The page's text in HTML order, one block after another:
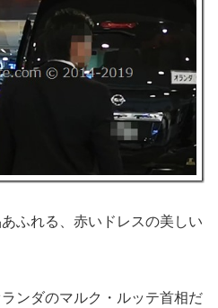
ふれる、赤いドレスの美しい
ンダのマルク・ルッテ首相だ